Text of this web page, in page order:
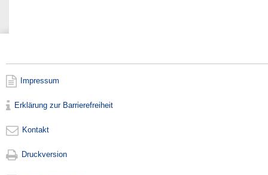
Impressum
Erklärung zur Barrierefreiheit
Kontakt
Druckversion